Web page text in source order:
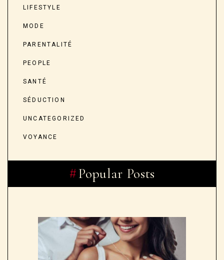
LIFESTYLE
MODE
PARENTALITÉ
PEOPLE
SANTÉ
SÉDUCTION
UNCATEGORIZED
VOYANCE
Popular Posts